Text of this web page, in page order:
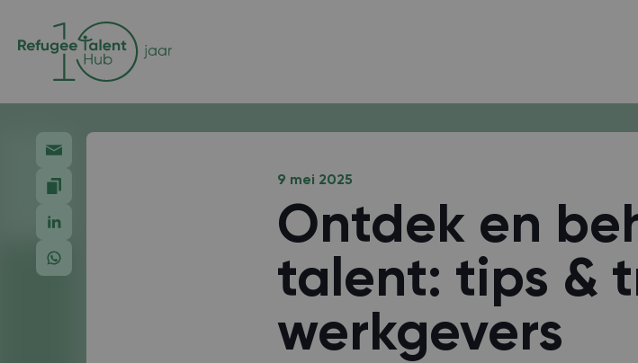
9 mei 2025
Ontdek en
talent: tips &
werkgevers